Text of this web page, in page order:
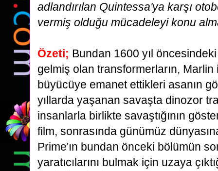
adlandırılan Quintessa'ya karşı
vermiş olduğu mücadeleyi konu
Özeti; Bundan 1600 yıl
gelmiş olan transformerların,
büyücüye emanet ettikleri asanın
yıllarda yaşanan savaşta dinozor
insanlarla birlikte savaştığının
film, sonrasında günümüz
Prime'ın bundan önceki bölümün
yaratıcılarını bulmak için uzaya